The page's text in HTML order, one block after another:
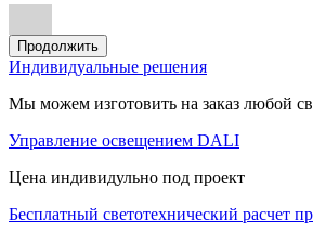
Продолжить
Индивидуальные решения
Мы можем изготовить на заказ любой
Управление освещением DALI
Цена индивидульно под проект
Бесплатный светотехнический расчет